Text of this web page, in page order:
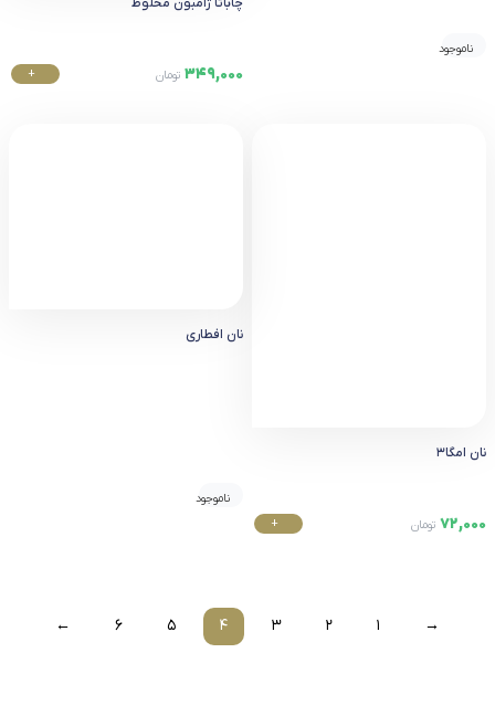
ناموجود
چاباتا ژامبون مخلوط
349,000 تومان
+
نان امگا۳
72,000 تومان
+
نان افطاری
ناموجود
→
1
2
3
4
5
6
←